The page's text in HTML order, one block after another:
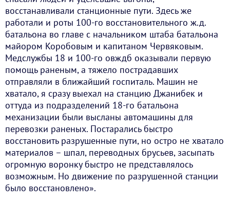
восстанавливали станционные пути. Здесь же
работали и роты 100-го восстановительного ж.д.
батальона во главе с начальником штаба батальона
майором Коробовым и капитаном Червяковым.
Медслужбы 18 и 100-го овждб оказывали первую
помощь раненым, а тяжело пострадавших
отправляли в ближайший госпиталь. Машин не
хватало, я сразу выехал на станцию Джанибек и
оттуда из подразделений 18-го батальона
механизации были высланы автомашины для
перевозки раненых. Постарались быстро
восстановить разрушенные пути, но остро не хватало
материалов – шпал, переводных брусьев, засыпать
огромную воронку быстро не представлялось
возможным. Но движение по разрушенной станции
было восстановлено».